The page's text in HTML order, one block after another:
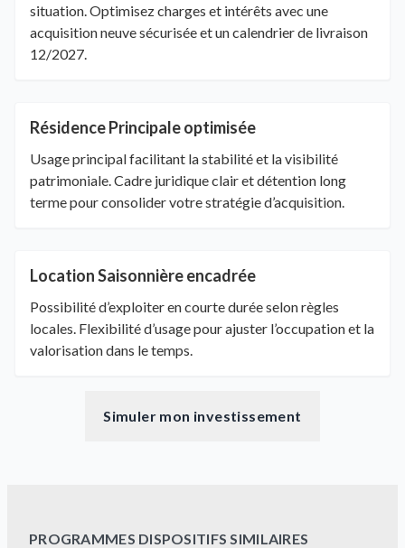
situation. Optimisez charges et intérêts avec une
acquisition neuve sécurisée et un calendrier de livraison
12/2027.
Résidence Principale optimisée
Usage principal facilitant la stabilité et la visibilité
patrimoniale. Cadre juridique clair et détention long
terme pour consolider votre stratégie d’acquisition.
Location Saisonnière encadrée
Possibilité d’exploiter en courte durée selon règles
locales. Flexibilité d’usage pour ajuster l’occupation et la
valorisation dans le temps.
Simuler mon investissement
PROGRAMMES DISPOSITIFS SIMILAIRES